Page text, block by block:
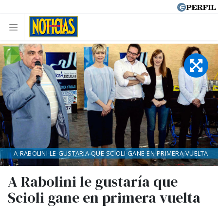
A Rabolini le gustaría que
Scioli gane en primera vuelta
A-RABOLINI-LE-GUSTARIA-QUE-SCIOLI-GANE-EN-PRIMERA-VUELTA